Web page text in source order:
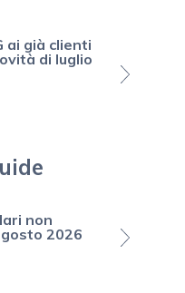
ai già clienti
di luglio
non
2026